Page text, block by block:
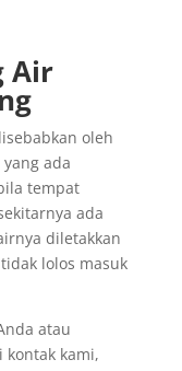
Air
oleh
ada
tempat
ada
diletakkan
lolos masuk
atau
kontak kami,